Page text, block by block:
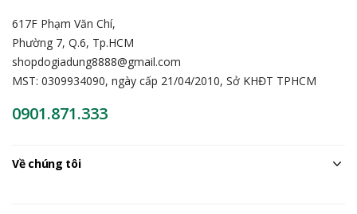
617F Phạm Văn Chí,
Phường 7, Q.6, Tp.HCM
shopdogiadung8888@gmail.com
MST: 0309934090, ngày cấp 21/04/2010, Sở KHĐT TPHCM
0901.871.333
Về chúng tôi